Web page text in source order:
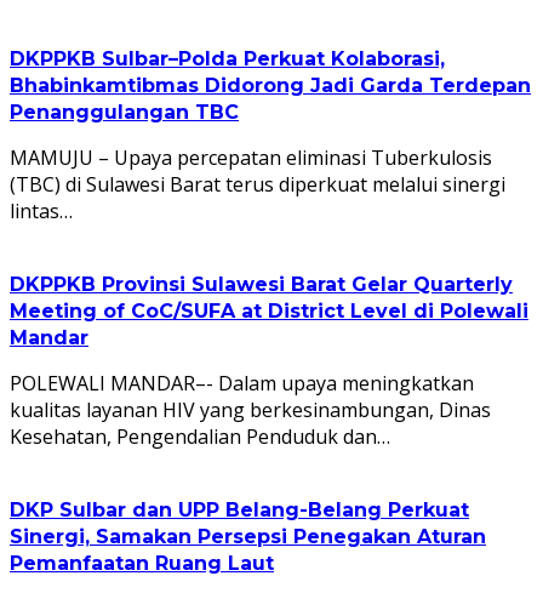
DKPPKB Sulbar–Polda Perkuat Kolaborasi,
Bhabinkamtibmas Didorong Jadi Garda Terdepan
Penanggulangan TBC
MAMUJU – Upaya percepatan eliminasi Tuberkulosis
(TBC) di Sulawesi Barat terus diperkuat melalui sinergi
lintas…
DKPPKB Provinsi Sulawesi Barat Gelar Quarterly
Meeting of CoC/SUFA at District Level di Polewali
Mandar
POLEWALI MANDAR–- Dalam upaya meningkatkan
kualitas layanan HIV yang berkesinambungan, Dinas
Kesehatan, Pengendalian Penduduk dan…
DKP Sulbar dan UPP Belang-Belang Perkuat
Sinergi, Samakan Persepsi Penegakan Aturan
Pemanfaatan Ruang Laut